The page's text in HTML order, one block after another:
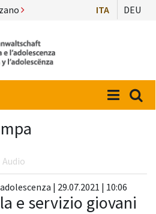
ITA DEU
Menü
Audio
| 29.07.2021 | 10:06
e servizio giovani